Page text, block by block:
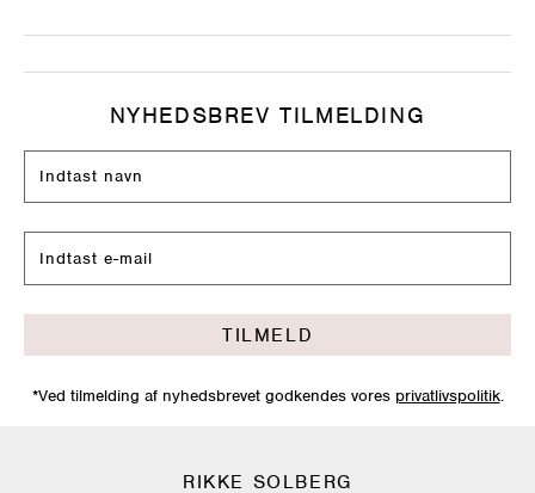
NYHEDSBREV TILMELDING
TILMELD
*Ved tilmelding af nyhedsbrevet godkendes vores privatlivspolitik.
RIKKE SOLBERG